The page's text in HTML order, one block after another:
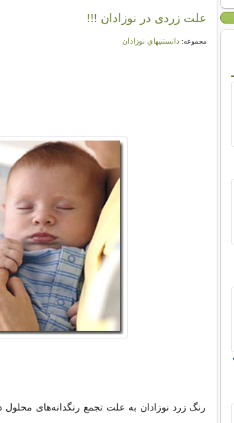
علت زردی در نوزادان !!!
مجموعه:دانستنيهاي نوزادان
رنگ زرد نوزادان به علت تجمع رنگدانه‌های